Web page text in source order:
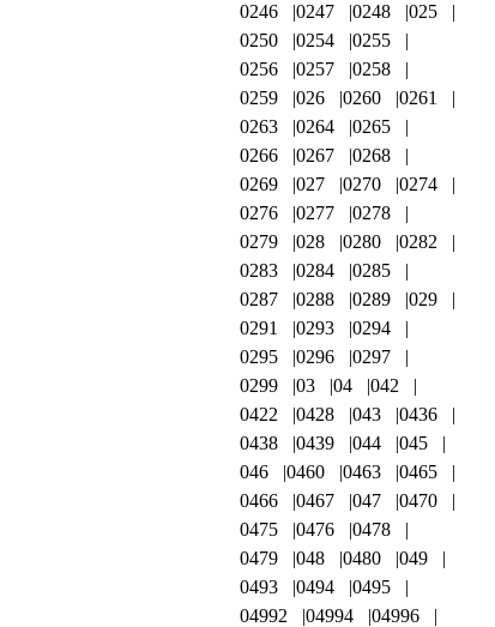
0246
0247 0248
025
0250
0254
0255
0256
0257
0258
0259
026 0260
0261
0263
0264
0265
0266
0267
0268
0269
027 0270
0274
0276
0277
0278
0279
028 0280
0282
0283
0284
0285
0287
0288 0289
029
0291
0293
0294
0295
0296
0297
0299
03 04
042
0422
0428 043
0436
0438
0439 044
045
046
0460 0463
0465
0466
0467 047
0470
0475
0476
0478
0479
048 0480
049
0493
0494
0495
04992
04994
04996